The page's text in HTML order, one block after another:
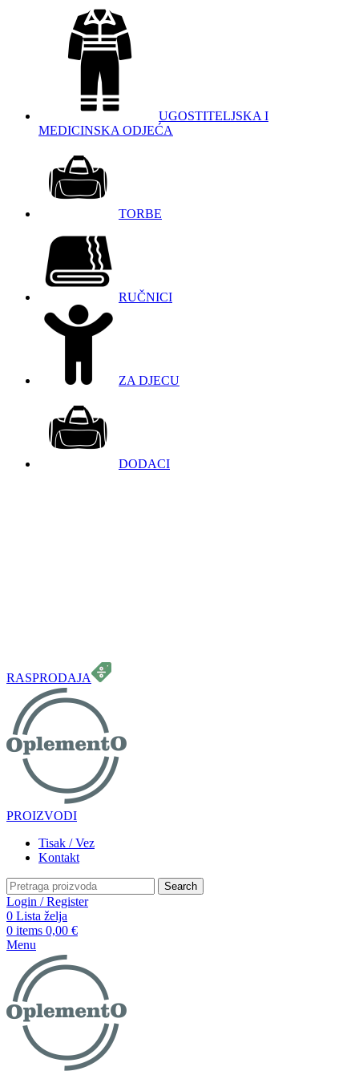
UGOSTITELJSKA I
MEDICINSKA ODJEĆA
TORBE
RUČNICI
ZA DJECU
DODACI
RASPRODAJA
PROIZVODI
Tisak / Vez
Kontakt
Search
Login / Register
0 Lista želja
0 items 0,00 €
Menu